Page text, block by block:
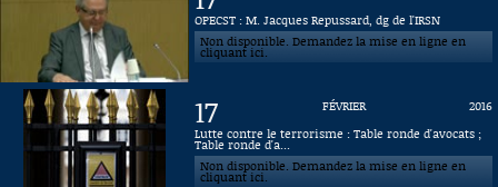
RECHERCHE
AIDE À LA DÉCOUPE
DE VIDÉOS
Commissions
Présidence
Évènements
Connaissance, Histoire
OPECST : M. Jacques Repussard, dg de l'IRSN
Non disponible. Demandez la mise en ligne en
cliquant ici.
17 FÉVRIER
2016
Lutte contre le terrorisme : Table ronde d'avocats ;
Table ronde d'a...
Non disponible. Demandez la mise en ligne en
cliquant ici.